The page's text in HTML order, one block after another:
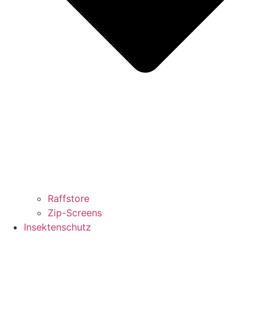
Raffstore
Zip-Screens
Insektenschutz